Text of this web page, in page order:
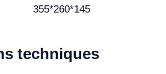
355*260*145
techniques